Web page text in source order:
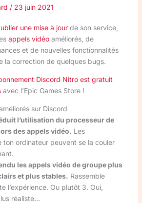
/ 23 juin 2021
une mise à jourde son service,
appels vidéoaméliorés, de
et de nouvelles fonctionnalités
la correction de quelques bugs.
Discord Nitro est gratuit
avec l’Epic Games Store !
sur Discord
l’utilisation du processeur de
des appels vidéo. Les
ton ordinateur peuvent se la couler
les appels vidéo de groupe plus
et plus stables. Rassemble
l’expérience. Ou plutôt 3. Oui,
réaliste…